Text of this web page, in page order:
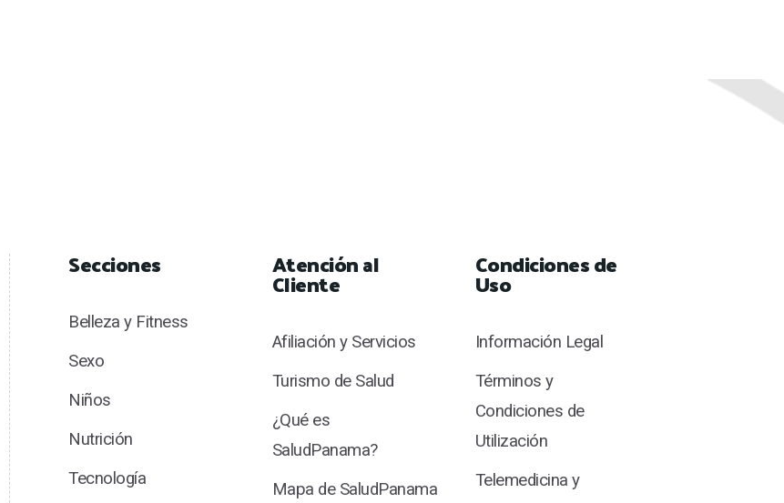
Secciones
Belleza y Fitness
Sexo
Niños
Nutrición
Tecnología
Atención al
Cliente
Afiliación y Servicios
Turismo de Salud
¿Qué es
SaludPanama?
Mapa de SaludPanama
Condiciones de
Uso
Información Legal
Términos y
Condiciones de
Utilización
Telemedicina y